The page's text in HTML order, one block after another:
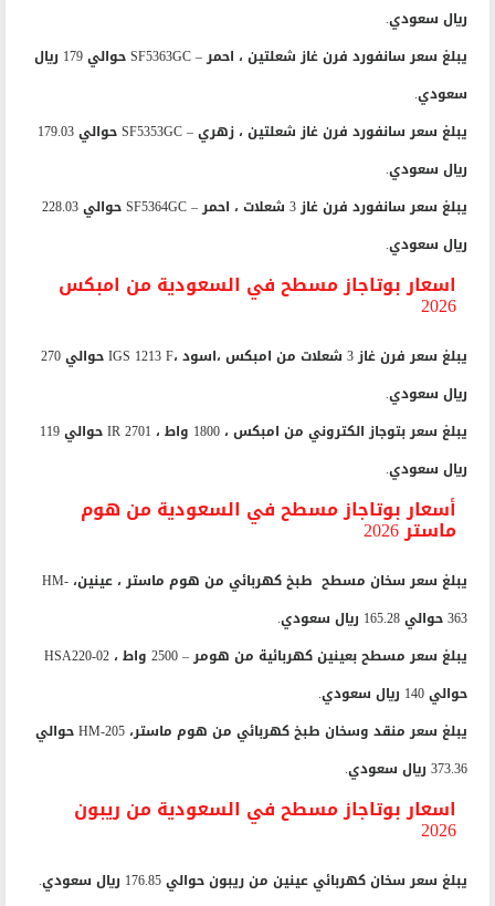
ريال سعودي.
يبلغ سعر سانفورد فرن غاز شعلتين ، احمر – SF5363GC حوالي 179 ريال
سعودي.
يبلغ سعر سانفورد فرن غاز شعلتين ، زهري – SF5353GC حوالي 179.03
ريال سعودي.
يبلغ سعر سانفورد فرن غاز 3 شعلات ، احمر – SF5364GC حوالي 228.03
ريال سعودي.
اسعار بوتاجاز مسطح في السعودية من امبكس
2026
يبلغ سعر فرن غاز 3 شعلات من امبكس ،اسود ،IGS 1213 F حوالي 270
ريال سعودي.
يبلغ سعر بتوجاز الكتروني من امبكس ، 1800 واط ، IR 2701 حوالي 119
ريال سعودي.
أسعار بوتاجاز مسطح في السعودية من هوم
ماستر 2026
يبلغ سعر سخان مسطح طبخ كهربائي من هوم ماستر ، عينين، HM-
363 حوالي 165.28 ريال سعودي.
يبلغ سعر مسطح بعينين كهربائية من هومر – 2500 واط ، HSA220-02
حوالي 140 ريال سعودي.
يبلغ سعر منقد وسخان طبخ كهربائي من هوم ماستر، HM-205 حوالي
373.36 ريال سعودي.
اسعار بوتاجاز مسطح في السعودية من ريبون
2026
يبلغ سعر سخان كهربائي عينين من ريبون حوالي 176.85 ريال سعودي.